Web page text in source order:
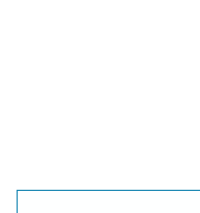
感染8亿中国人的
治疗效果！《BMJ
美国CDC发出警
九月·上海｜您不